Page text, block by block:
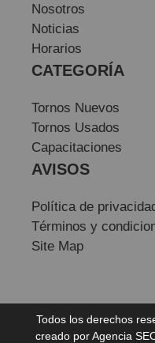
Nosotros
Noticias
Horarios
CATEGORÍA
Tornos Nuevos
Tornos Usados
Capacitaciones
AVISOS
Política de
Términos y
Site Map
Todos los derechos
creado porAgencia